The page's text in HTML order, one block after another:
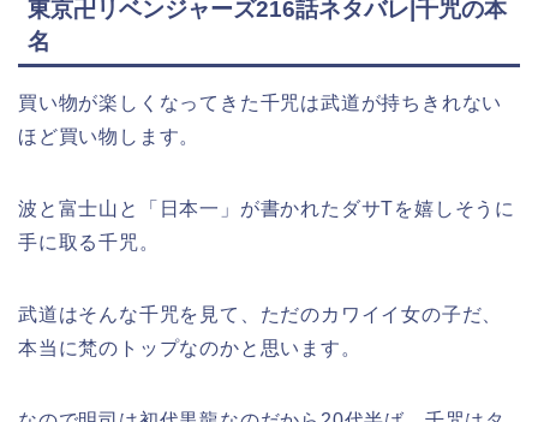
東京卍リベンジャーズ216話ネタバレ|千咒の本
名
買い物が楽しくなってきた千咒は武道が持ちきれない
ほど買い物します。
波と富士山と「日本一」が書かれたダサTを嬉しそうに
手に取る千咒。
武道はそんな千咒を見て、ただのカワイイ女の子だ、
本当に梵のトップなのかと思います。